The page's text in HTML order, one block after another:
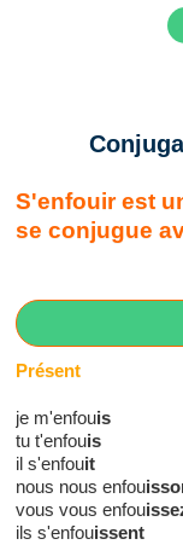
S'enfouir est
se conjugue
Présent
je m'enfouis
tu t'enfouis
il s'enfouit
nous nous enfou
vous vous enfou
ils s'enfouissent